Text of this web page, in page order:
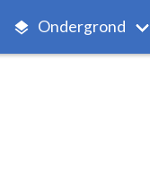
Ondergrond